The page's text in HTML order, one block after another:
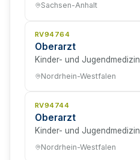
Sachsen-Anhalt
RV94764
Oberarzt
Kinder- und Jugendmedizin
Nordrhein-Westfalen
RV94744
Oberarzt
Kinder- und Jugendmedizin
Nordrhein-Westfalen